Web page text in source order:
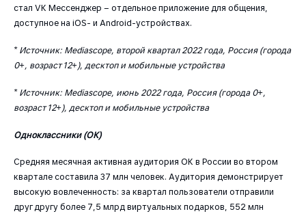
стал VK Мессенджер – отдельное приложение для общения,
доступное на iOS- и Android-устройствах.
* Источник: Mediascope, второй квартал 2022 года, Россия (города
0+, возраст 12+), десктоп и мобильные устройства
* Источник: Mediascope, июнь 2022 года, Россия (города 0+,
возраст 12+), десктоп и мобильные устройства
Одноклассники (ОК)
Средняя месячная активная аудитория ОК в России во втором
квартале составила 37 млн человек. Аудитория демонстрирует
высокую вовлеченность: за квартал пользователи отправили
друг другу более 7,5 млрд виртуальных подарков, 552 млн